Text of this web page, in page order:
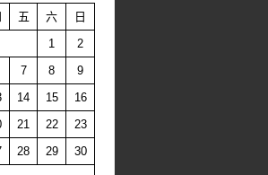
五 六
日
1
2
7 8
9
14 15
16
21 22
23
28 29
30